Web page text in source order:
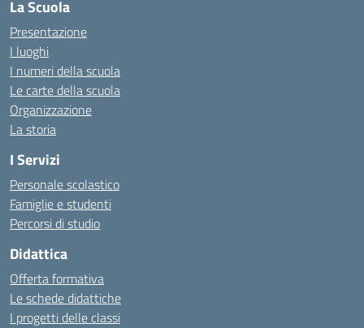
La Scuola
Presentazione
I luoghi
I numeri della scuola
Le carte della scuola
Organizzazione
La storia
I Servizi
Personale scolastico
Famiglie e studenti
Percorsi di studio
Didattica
Offerta formativa
Le schede didattiche
I progetti delle classi